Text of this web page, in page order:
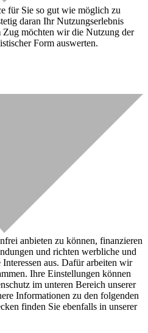
für Sie so gut wie möglich zu
daran Ihr Nutzungserlebnis
Zug möchten wir die Nutzung der
Form auswerten.
anbieten zu können, finanzieren
und richten werbliche und
aus. Dafür arbeiten wir
Ihre Einstellungen können
im unteren Bereich unserer
Informationen zu den folgenden
finden Sie ebenfalls in unserer